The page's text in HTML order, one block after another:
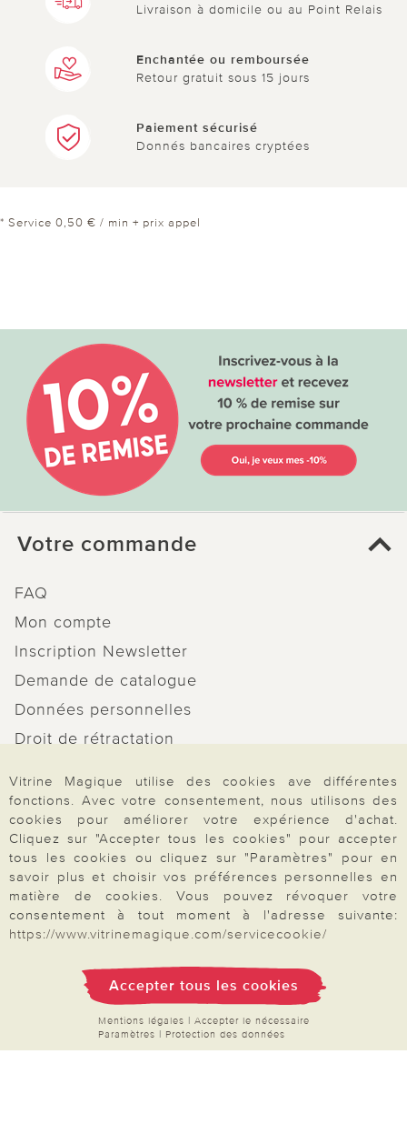
Livraison à domicile ou au Point Relais
Enchantée ou remboursée
Retour gratuit sous 15 jours
Paiement sécurisé
Donnés bancaires cryptées
* Service 0,50 € / min + prix appel
Votre commande
FAQ
Mon compte
Inscription Newsletter
Demande de catalogue
Données personnelles
Droit de rétractation
Paiement & Livraison
À propos de nous
Besoin d'aide?
Vitrine Magique utilise des cookies ave différentes
fonctions. Avec votre consentement, nous utilisons des
cookies pour améliorer votre expérience d'achat.
Cliquez sur "Accepter tous les cookies" pour accepter
tous les cookies ou cliquez sur "Paramètres" pour en
savoir plus et choisir vos préférences personnelles en
matière de cookies. Vous pouvez révoquer votre
consentement à tout moment à l'adresse suivante:
https://www.vitrinemagique.com/servicecookie/
Accepter tous les cookies
Mentions légales | Accepter le nécessaire
Paramètres | Protection des données